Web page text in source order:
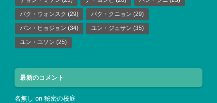
パク・ウォンスク (29) パク・クニョン (29)
パン・ヒョジョン (34) ユン・ジュサン (35)
ユン・ユソン (25)
最新のコメント
名無し on 秘密の校庭